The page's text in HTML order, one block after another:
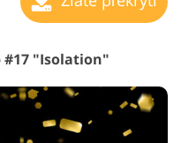
#17 "Isolation"